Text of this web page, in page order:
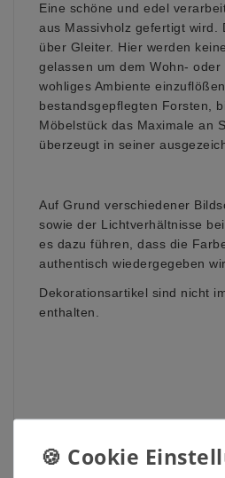
Eine schöne und edel
aus Massivholz gefertigt wird.
über Gleiter. Hier werden
gelassen um dem Wohn- oder
wohliges Ambiente
bestandsgepflegten Forsten,
Möbelstück das Maximale an
überzeugt in seiner
Auf Grund verschiedener
sowie der Lichtverhältnisse
es dazu führen, dass die
authentisch wiedergegeben
Dekorationsartikel sind nicht
enthalten.
Möbelstück: